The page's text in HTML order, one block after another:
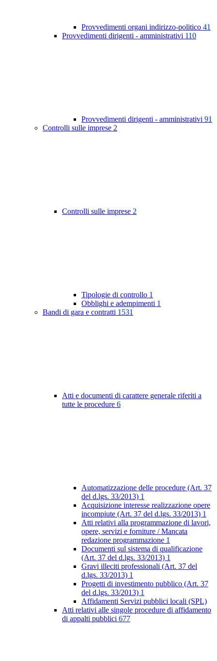
Provvedimenti organi indirizzo-politico 41
Provvedimenti dirigenti - amministrativi 110
Provvedimenti dirigenti - amministrativi 91
Controlli sulle imprese 2
Controlli sulle imprese 2
Tipologie di controllo 1
Obblighi e adempimenti 1
Bandi di gara e contratti 1531
Atti e documenti di carattere generale riferiti a
tutte le procedure 6
Automatizzazione delle procedure (Art. 37
del d.lgs. 33/2013) 1
Acquisizione interesse realizzazione opere
incompiute (Art. 37 del d.lgs. 33/2013) 1
Atti relativi alla programmazione di lavori,
opere, servizi e forniture / Mancata
redazione programmazione 1
Documenti sul sistema di qualificazione
(Art. 37 del d.lgs. 33/2013) 1
Gravi illeciti professionali (Art. 37 del
d.lgs. 33/2013) 1
Progetti di investimento pubblico (Art. 37
del d.lgs. 33/2013) 1
Affidamenti Servizi pubblici locali (SPL)
Atti relativi alle singole procedure di affidamento
di appalti pubblici 677